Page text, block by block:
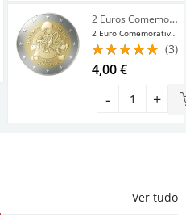
2 Euros Comemorativos 2025
2 Euro Comemorativo Eslovénia 2025 Miki Muster
Avaliação
5.00de 5
(3)
4,00€
Ver tudo